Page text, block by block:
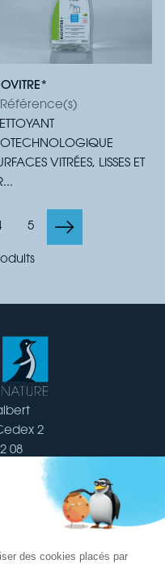
VITRÉES, LISSES ET
5
2
08